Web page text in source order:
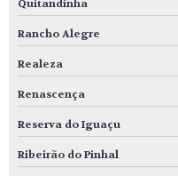
Quitandinha
Rancho Alegre
Realeza
Renascença
Reserva do Iguaçu
Ribeirão do Pinhal